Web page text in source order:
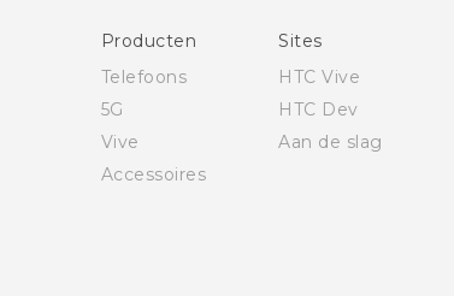
Producten
Telefoons
5G
Vive
Accessoires
Sites
HTC Vive
HTC Dev
Aan de slag